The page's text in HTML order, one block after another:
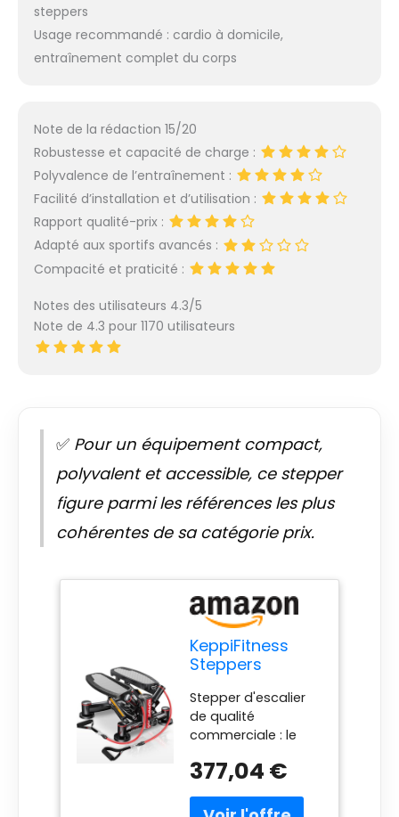
steppers
Usage recommandé : cardio à domicile,
entraînement complet du corps
Note de la rédaction 15/20
Robustesse et capacité de charge :
Polyvalence de l’entraînement :
Facilité d’installation et d’utilisation :
Rapport qualité-prix :
Adapté aux sportifs avancés :
Compacité et praticité :
Notes des utilisateurs 4.3/5
Note de 4.3 pour 1170 utilisateurs
✅ Pour un équipement compact,
polyvalent et accessible, ce stepper
figure parmi les références les plus
cohérentes de sa catégorie prix.
KeppiFitness
Steppers
Steppers pour
Exercice à la
Maison, Cardio
à Domicile avec
capacité
maximale de
Stepper d'escalier
de qualité
commerciale : le
été
développé et
377,04 €